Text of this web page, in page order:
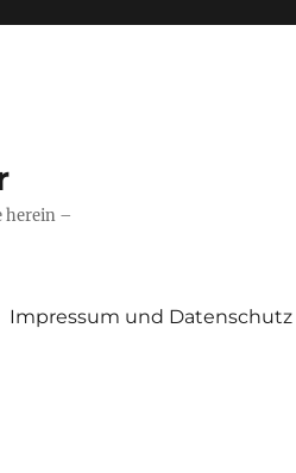
herein –
Impressum und Datenschutz